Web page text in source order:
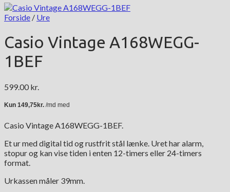
Forside / Ure
Casio Vintage A168WEGG-
1BEF
599.00 kr.
Casio Vintage A168WEGG-1BEF.
Et ur med digital tid og rustfrit stål lænke. Uret har alarm,
stopur og kan vise tiden i enten 12-timers eller 24-timers
format.
Urkassen måler 39mm.